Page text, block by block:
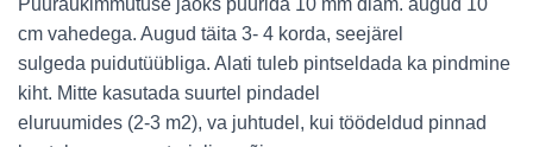
cm vahedega. Augud täita 3- 4 korda, seejärel
sulgeda puidutüübliga. Alati tuleb pintseldada ka pindmine
kiht. Mitte kasutada suurtel pindadel
eluruumides (2-3 m2), va juhtudel, kui töödeldud pinnad